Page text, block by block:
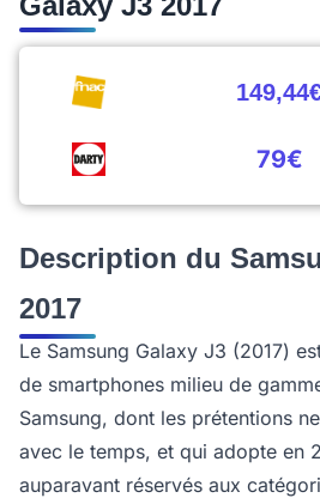
79€
Description du
2017
Le Samsung Galaxy J3 (2017)
de smartphones milieu de
Samsung, dont les prétentions
avec le temps, et qui adopte en
auparavant réservés aux